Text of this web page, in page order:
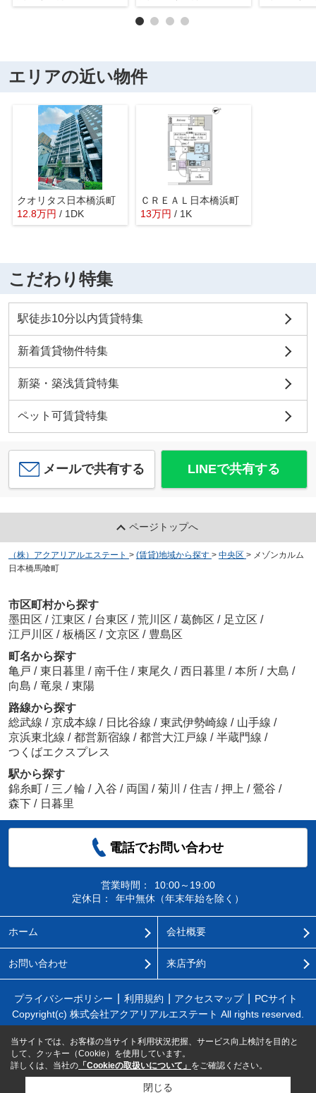
エリアの近い物件
クオリタス日本橋浜町
12.8万円 / 1DK
ＣＲＥＡＬ日本橋浜町
13万円 / 1K
こだわり特集
駅徒歩10分以内賃貸特集
新着賃貸物件特集
新築・築浅賃貸特集
ペット可賃貸特集
メールで共有する LINEで共有する
ページトップへ
（株）アクアリアルエステート > (賃貸)地域から探す > 中央区 > メゾンカルム
日本橋馬喰町
市区町村から探す
墨田区 / 江東区 / 台東区 / 荒川区 / 葛飾区 / 足立区 /
江戸川区 / 板橋区 / 文京区 / 豊島区
町名から探す
亀戸 / 東日暮里 / 南千住 / 東尾久 / 西日暮里 / 本所 / 大島 /
向島 / 竜泉 / 東陽
路線から探す
総武線 / 京成本線 / 日比谷線 / 東武伊勢崎線 / 山手線 /
京浜東北線 / 都営新宿線 / 都営大江戸線 / 半蔵門線 /
つくばエクスプレス
駅から探す
錦糸町 / 三ノ輪 / 入谷 / 両国 / 菊川 / 住吉 / 押上 / 鶯谷 /
森下 / 日暮里
電話でお問い合わせ
営業時間：
10:00～19:00
定休日：
年中無休（年末年始を除く）
ホーム 会社概要
お問い合わせ 来店予約
プライバシーポリシー 利用規約 アクセスマップ
PCサイト
Copyright(c) 株式会社アクアリアルエステート All rights reserved.
当サイトでは、お客様の当サイト利用状況把握、サービス向上検討を目的と
して、クッキー（Cookie）を使用しています。
詳しくは、当社の 「Cookieの取扱いについて」 をご確認ください。
閉じる